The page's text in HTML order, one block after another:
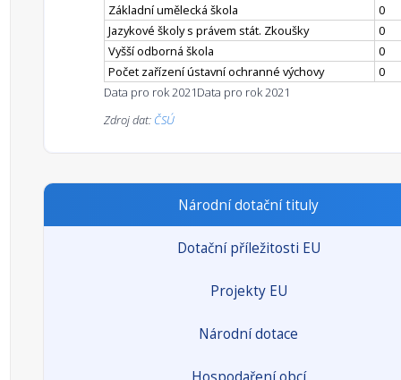
Základní umělecká škola
0
Jazykové školy s právem stát. Zkoušky
0
Vyšší odborná škola
0
Počet zařízení ústavní ochranné výchovy
0
Data pro rok 2021Data pro rok 2021
Zdroj dat: ČSÚ
Národní dotační tituly
Dotační příležitosti EU
Projekty EU
Národní dotace